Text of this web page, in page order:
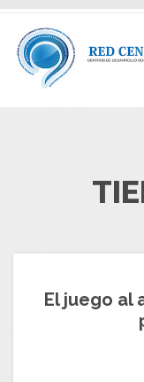
El juego al